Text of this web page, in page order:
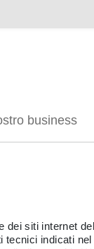
business
dei siti internet
indicati